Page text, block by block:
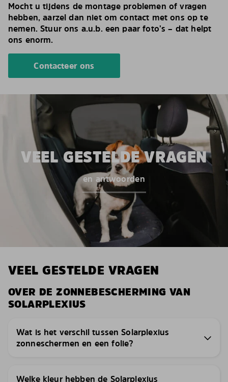
Mocht u tijdens de montage problemen of vragen
hebben, aarzel dan niet om contact met ons op te
nemen. Stuur ons a.u.b. een paar foto’s – dat helpt
ons enorm.
Contacteer ons
VEEL GESTELDE VRAGEN
en antwoorden
VEEL GESTELDE VRAGEN
OVER DE ZONNEBESCHERMING VAN
SOLARPLEXIUS
Wat is het verschil tussen Solarplexius
zonneschermen en een folie?
Welke kleur hebben de Solarplexius